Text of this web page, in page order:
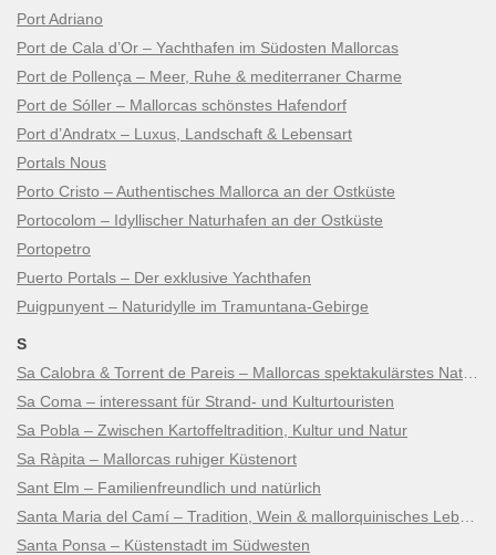
Port Adriano
Port de Cala d’Or – Yachthafen im Südosten Mallorcas
Port de Pollença – Meer, Ruhe & mediterraner Charme
Port de Sóller – Mallorcas schönstes Hafendorf
Port d’Andratx – Luxus, Landschaft & Lebensart
Portals Nous
Porto Cristo – Authentisches Mallorca an der Ostküste
Portocolom – Idyllischer Naturhafen an der Ostküste
Portopetro
Puerto Portals – Der exklusive Yachthafen
Puigpunyent – Naturidylle im Tramuntana-Gebirge
S
Sa Coma – interessant für Strand- und Kulturtouristen
Sa Pobla – Zwischen Kartoffeltradition, Kultur und Natur
Sa Ràpita – Mallorcas ruhiger Küstenort
Sant Elm – Familienfreundlich und natürlich
Santa Ponsa – Küstenstadt im Südwesten